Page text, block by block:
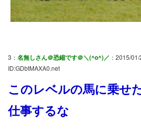
3： 名無しさん＠恐縮です＠＼(^o^)／ ：2015/
ID:GDbtMAXA0.net
このレベルの馬に乗せ
仕事するな